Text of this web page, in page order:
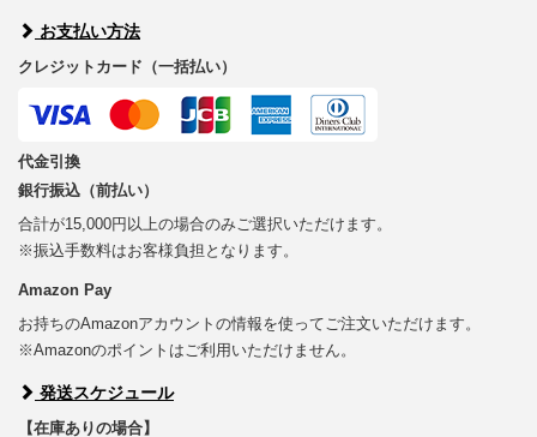
お支払い方法
クレジットカード（一括払い）
代金引換
銀行振込（前払い）
合計が15,000円以上の場合のみご選択いただけます。
※振込手数料はお客様負担となります。
Amazon Pay
お持ちのAmazonアカウントの情報を使ってご注文いただけます。
※Amazonのポイントはご利用いただけません。
発送スケジュール
【在庫ありの場合】